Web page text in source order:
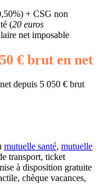
+ CSG non
(20 euros
net imposable
€ brut en net
depuis 5 050 € brut
mutuelle santé, mutuelle
transport, ticket
à disposition gratuite
chèque vacances,